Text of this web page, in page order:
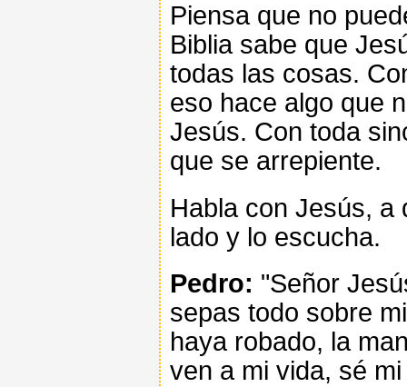
Piensa que no
Biblia sabe que
todas las cosas.
eso hace algo que
Jesús. Con toda
que se arrepiente.
Habla con Jesús, a
lado y lo escucha.
Pedro: "Señor
sepas todo sobre
haya robado, la
ven a mi vida, sé